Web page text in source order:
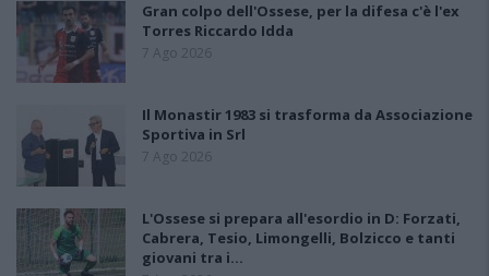
Gran colpo dell'Ossese, per la difesa c'è l'ex
Torres Riccardo Idda
7 Ago 2026
Il Monastir 1983 si trasforma da Associazione
Sportiva in Srl
7 Ago 2026
L'Ossese si prepara all'esordio in D: Forzati,
Cabrera, Tesio, Limongelli, Bolzicco e tanti
giovani tra i…